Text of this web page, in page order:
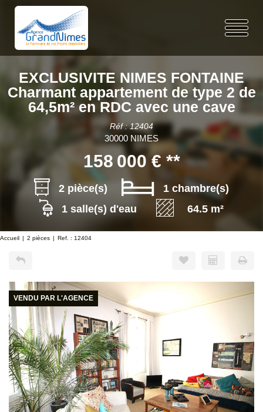
EXCLUSIVITE NIMES FONTAINE
Charmant appartement de type 2 de
64,5m² en RDC avec une cave
Réf : 12404
30000 NIMES
158 000 € **
2 pièce(s)
1 chambre(s)
1 salle(s) d'eau
64.5 m²
Accueil 2 pièces Ref. : 12404
VENDU PAR L'AGENCE